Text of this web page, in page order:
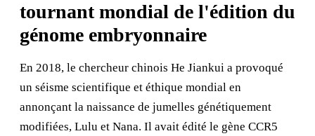
tournant mondial de l'édition du
génome embryonnaire
En 2018, le chercheur chinois He Jiankui a provoqué
un séisme scientifique et éthique mondial en
annonçant la naissance de jumelles génétiquement
modifiées, Lulu et Nana. Il avait édité le gène CCR5